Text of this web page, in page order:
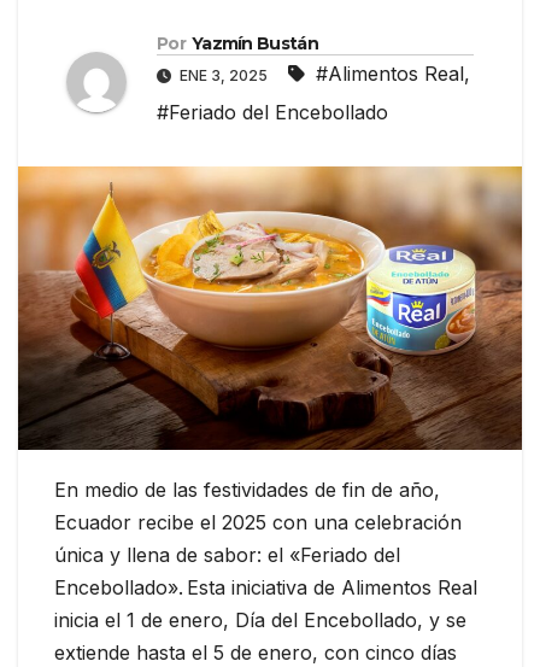
Por Yazmín Bustán
ENE 3, 2025 #Alimentos Real,
#Feriado del Encebollado
En medio de las festividades de fin de año,
Ecuador recibe el 2025 con una celebración
única y llena de sabor: el «Feriado del
Encebollado». Esta iniciativa de Alimentos Real
inicia el 1 de enero, Día del Encebollado, y se
extiende hasta el 5 de enero, con cinco días